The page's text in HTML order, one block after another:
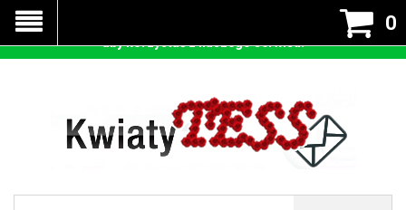
0
Nasza strona korzysta z cookies - czyli tzw ciastek w celu
prawidłowego działania. Zaakceptuj przyjmowanie cookies
aby korzystać z naszego serwisu.